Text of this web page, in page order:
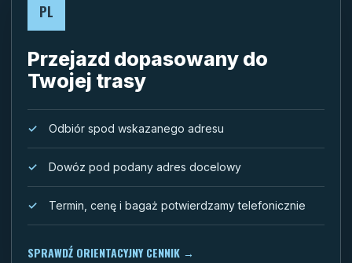
PL
Przejazd dopasowany do
Twojej trasy
Odbiór spod wskazanego adresu
Dowóz pod podany adres docelowy
Termin, cenę i bagaż potwierdzamy telefonicznie
SPRAWDŹ ORIENTACYJNY CENNIK →